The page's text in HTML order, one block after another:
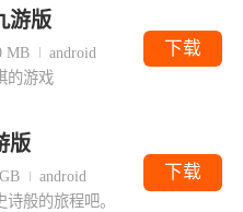
游版
MB
android
的游戏
下载
版
android
般的旅程吧。
下载